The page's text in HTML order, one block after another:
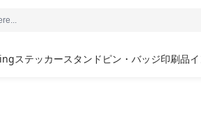
ステッカースタンド ピン・バッジ印刷品